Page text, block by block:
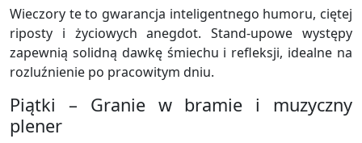
Wieczory te to gwarancja inteligentnego humoru, ciętej
riposty i życiowych anegdot. Stand-upowe występy
zapewnią solidną dawkę śmiechu i refleksji, idealne na
rozluźnienie po pracowitym dniu.
Piątki – Granie w bramie i muzyczny
plener